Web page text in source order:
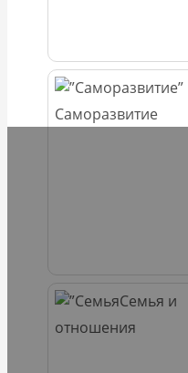
Саморазвитие
Семья и
отношения